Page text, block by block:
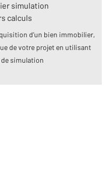
simulation
calculs
d’un bien immobilier,
de votre projet en utilisant
simulation